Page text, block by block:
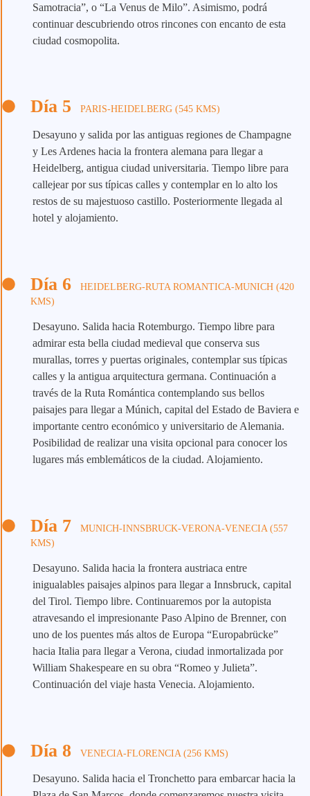
Samotracia”, o “La Venus de Milo”. Asimismo, podrá
continuar descubriendo otros rincones con encanto de esta
ciudad cosmopolita.
Día 5 PARIS-HEIDELBERG (545 KMS)
Desayuno y salida por las antiguas regiones de Champagne
y Les Ardenes hacia la frontera alemana para llegar a
Heidelberg, antigua ciudad universitaria. Tiempo libre para
callejear por sus típicas calles y contemplar en lo alto los
restos de su majestuoso castillo. Posteriormente llegada al
hotel y alojamiento.
Día 6
HEIDELBERG-RUTA ROMANTICA-MUNICH (420
KMS)
Desayuno. Salida hacia Rotemburgo. Tiempo libre para
admirar esta bella ciudad medieval que conserva sus
murallas, torres y puertas originales, contemplar sus típicas
calles y la antigua arquitectura germana. Continuación a
través de la Ruta Romántica contemplando sus bellos
paisajes para llegar a Múnich, capital del Estado de Baviera e
importante centro económico y universitario de Alemania.
Posibilidad de realizar una visita opcional para conocer los
lugares más emblemáticos de la ciudad. Alojamiento.
Día 7
MUNICH-INNSBRUCK-VERONA-VENECIA (557
KMS)
Desayuno. Salida hacia la frontera austriaca entre
inigualables paisajes alpinos para llegar a Innsbruck, capital
del Tirol. Tiempo libre. Continuaremos por la autopista
atravesando el impresionante Paso Alpino de Brenner, con
uno de los puentes más altos de Europa “Europabrücke”
hacia Italia para llegar a Verona, ciudad inmortalizada por
William Shakespeare en su obra “Romeo y Julieta”.
Continuación del viaje hasta Venecia. Alojamiento.
Día 8 VENECIA-FLORENCIA (256 KMS)
Desayuno. Salida hacia el Tronchetto para embarcar hacia la